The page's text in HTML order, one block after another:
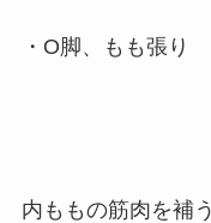
・О脚、もも張り
内ももの筋肉を補